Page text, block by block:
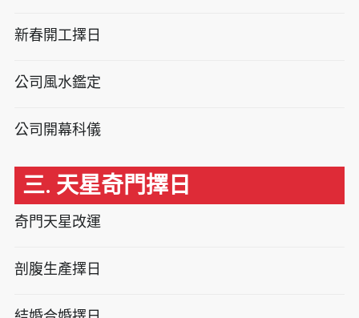
新春開工擇日
公司風水鑑定
公司開幕科儀
三. 天星奇門擇日
奇門天星改運
剖腹生產擇日